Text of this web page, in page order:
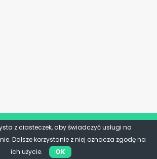
z ciasteczek, aby świadczyć usługi na
Dalsze korzystanie z niej oznacza zgodę na
ich użycie.
OK